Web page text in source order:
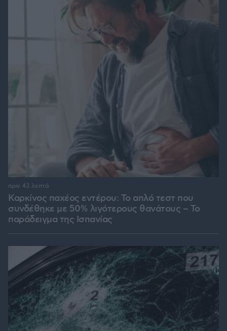
Καρκίνος παχέος εντέρου: Το απλό τεστ που
συνδέθηκε με 50% λιγότερους θανάτους – Το
παράδειγμα της Ισπανίας
πριν 43 λεπτά